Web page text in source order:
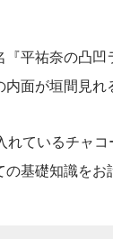
平祐奈の凸
面が垣間見れ
ているチャ
基礎知識をお